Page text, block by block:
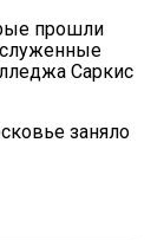
прошли
Саркис
заняло